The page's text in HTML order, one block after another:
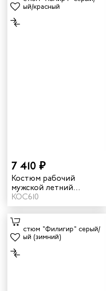
7 410 ₽
Костюм рабочий
мужской летний
"Памир" цвет серый/
черный/красный
КОС610